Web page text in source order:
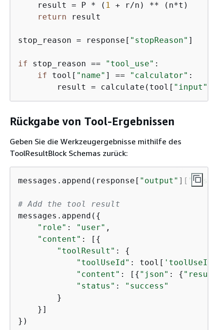
    result = P * (
1 + r/n) ** (n*t)
return result
stop_reason = response[ "stopReason" ]
if stop_reason == "tool_use" :
if tool[ "name" ] == "calculator" :
        result = calculate(tool[
"input"
Rückgabe von Tool-Ergebnissen
Geben Sie die Werkzeugergebnisse mithilfe des
ToolResultBlock Schemas zurück:
messages.append(response[ "output" ][
# Add the tool result
messages.append( {
"role" : "user" ,
"content" : [ {
"toolResult" : {
"toolUseId" : tool[ 'toolUseId'
"content" : [ { "json" : {
"status" :
"success"
        }
    }]
})